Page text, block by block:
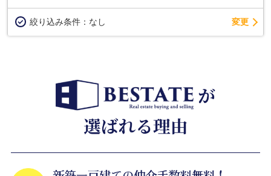
絞り込み条件： なし 変更